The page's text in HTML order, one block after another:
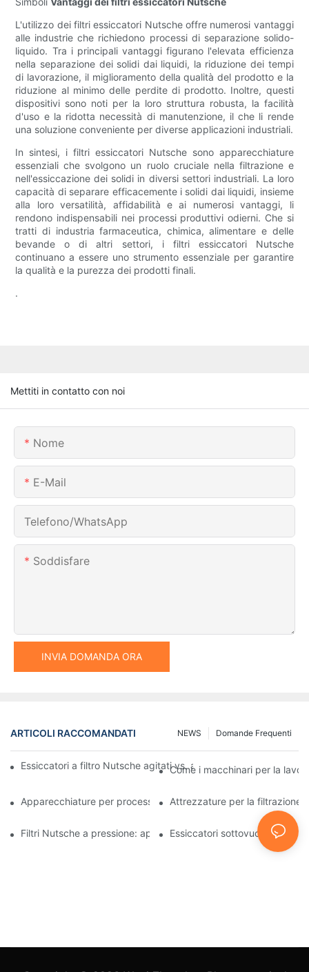
L'utilizzo dei filtri essiccatori Nutsche offre numerosi vantaggi
alle industrie che richiedono processi di separazione solido-
liquido. Tra i principali vantaggi figurano l'elevata efficienza
nella separazione dei solidi dai liquidi, la riduzione dei tempi
di lavorazione, il miglioramento della qualità del prodotto e la
riduzione al minimo delle perdite di prodotto. Inoltre, questi
dispositivi sono noti per la loro struttura robusta, la facilità
d'uso e la ridotta necessità di manutenzione, il che li rende
una soluzione conveniente per diverse applicazioni industriali.
In sintesi, i filtri essiccatori Nutsche sono apparecchiature
essenziali che svolgono un ruolo cruciale nella filtrazione e
nell'essiccazione dei solidi in diversi settori industriali. La loro
capacità di separare efficacemente i solidi dai liquidi, insieme
alla loro versatilità, affidabilità e ai numerosi vantaggi, li
rendono indispensabili nei processi produttivi odierni. Che si
tratti di industria farmaceutica, chimica, alimentare e delle
bevande o di altri settori, i filtri essiccatori Nutsche
continuano a essere uno strumento essenziale per garantire
la qualità e la purezza dei prodotti finali.
.
Mettiti in contatto con noi
Nome
E-Mail
Telefono/WhatsApp
Soddisfare
INVIA DOMANDA ORA
ARTICOLI RACCOMANDATI Domande Frequenti
NEWS
Essiccatori a filtro Nutsche agitati vs. altri metodi di
Come i macchinari per la
Apparecchiature per processi industriali: innovazioni che
Attrezzature per la filtrazione
Filtri Nutsche a pressione: applicazioni nell'industria chimica e
Essiccatori sottovuoto: